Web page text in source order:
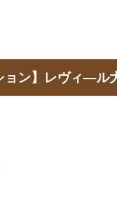
ション】レヴィ